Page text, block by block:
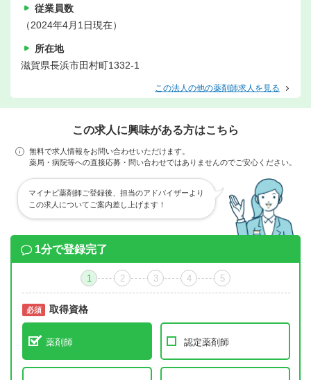
従業員数
（2024年4月1日現在）
所在地
滋賀県長浜市田村町1332-1
この法人の他の薬剤師求人を見る
この求人に興味がある方はこちら
無料で求人情報をお問い合わせいただけます。
薬局・病院等への直接応募・問い合わせではありませんのでご安心ください。
マイナビ薬剤師ご登録後、担当のアドバイザーより
この求人についてご案内差し上げます！
1分で登録完了
1 2 3 4 5
必須 取得資格
薬剤師 認定薬剤師